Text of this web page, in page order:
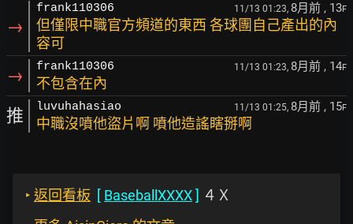
→
frank110306 11/13 01:23, 8月前 , 13F
但僅限中職官方頻道的東西 各球團自己產出的內
容可
→ frank110306 11/13 01:23, 8月前 , 14F
不包含在內
推 luvuhahasiao 11/13 01:25, 8月前 , 15F
中職沒噴他盜片啊 噴他造謠瞎掰啊
‣ 返回看板 [ BaseballXXXX] ４Ｘ